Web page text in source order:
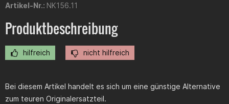
Artikel-Nr.: NK156.11
Produktbeschreibung
hilfreich nicht hilfreich
Bei diesem Artikel handelt es sich um eine günstige Alternative
zum teuren Originalersatzteil.